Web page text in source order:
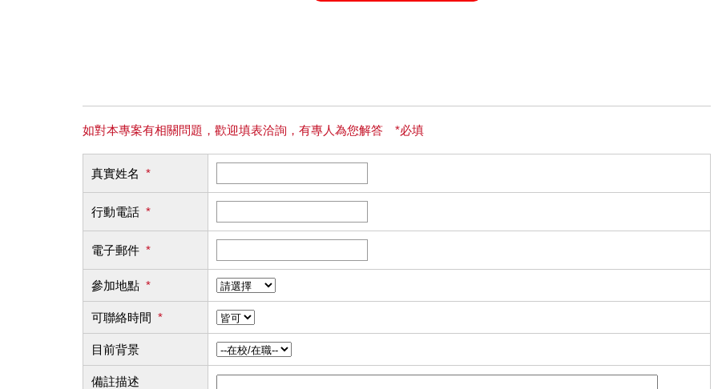
如對本專案有相關問題，歡迎填表洽詢，有專人為您解答 *必填
真實姓名 *
行動電話 *
電子郵件 *
參加地點 *
可聯絡時間 *
目前背景
備註描述